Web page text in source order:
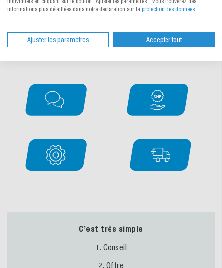
Demander simplement et sans obligation.
C’est très simple
1. Conseil
2. Offre
individuels en cliquant sur le bouton "Ajuster les paramètres". Vous trouverez des
informations plus détaillées dans notre déclaration sur la protection des données.
Ajuster les paramètres Accepter tout